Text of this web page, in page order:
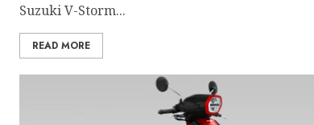
Suzuki V-Storm...
READ MORE